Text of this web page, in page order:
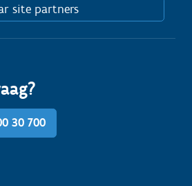
site partners
30 700